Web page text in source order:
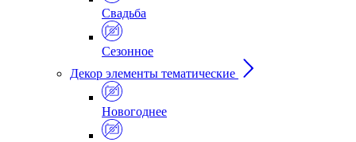
Свадьба
Сезонное
Декор элементы тематические
Новогоднее